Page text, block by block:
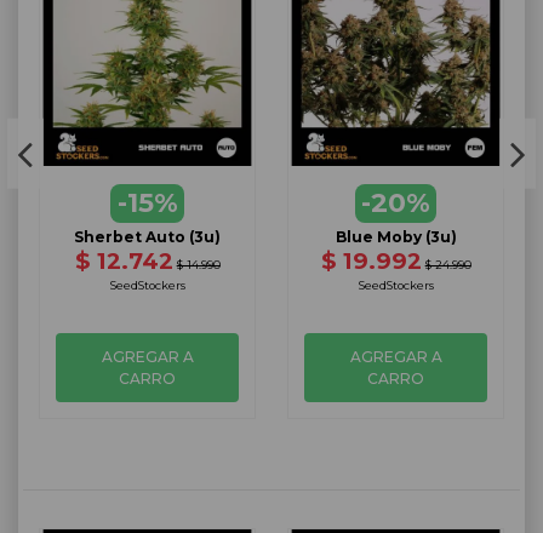
-15%
Sherbet Auto (3u)
$ 12.742 $ 14.990
SeedStockers
AGREGAR A
CARRO
-20%
Blue Moby (3u)
$ 19.992 $ 24.990
SeedStockers
AGREGAR A
CARRO